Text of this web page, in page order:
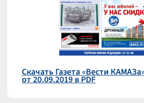
Скачать Газета «Вести
от 20.09.2019 в PDF